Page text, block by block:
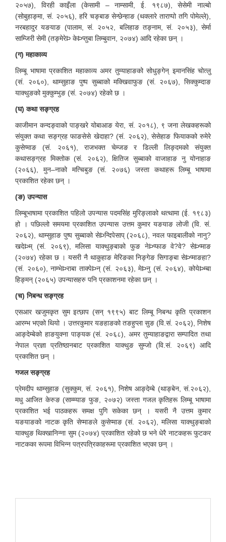
२०५७), विरही काइँला (केसामी – नाम्सामी, ई. १९८७), सेसेमी नाल्बो
(सोबुहाङ्मा, सं. २०५६), हरि चङ्बाङ सेन्छेन्हाङ (थक्लारे ताराप्पो तगि पोमेल्ले),
नरबहादुर यङयाङ (पालाम, सं. २०५२, बलिहाङ तङ्नाम, सं. २०५३), सेर्मा
साम्जिरी सेमी (तङ्मेरेÞ केÞप्तुबा लिम्बुवान, २०७४) आदि रहेका छन् ।
(ग) महाकाव्य
लिम्बू भाषामा प्रकाशित महाकाव्य अमर तुम्याहाङको सोधुङ्गेन् इमानसिंह चोत्लु
(सं. २०६०), थाम्सुहाङ पुष्प सुब्बाको मक्खिवाफुङ (सं. २०६७), सिक्कुम्दाङ
याक्थुङको मुक्कुम्भुङ (सं. २०७४) रहेको छ ।
(घ) कथा सङ्ग्रह
काजीमान कन्दङ्वाको पाङ्खरे योबाआङ येरा, सं. २०१८), ९ जना लेखकहरूको
संयुक्त कथा सङ्ग्रह फाङसेसे खेदाहा? (सं. २०६२), सेसेहाङ फियाकको रुमेरे
कुसेप्माङ (सं. २०६१), राजभक्त चेम्जङ र डिल्ली लिङ्दमको संयुक्त
कथासङ्ग्रह मिक्तोक (सं. २०६२), क्षितिज सुब्बाको वाजाहाङ नु योनाहाङ
(२०६६), मुन–नाको मत्चिबुङ (सं. २०७६) जस्ता कथाहरू लिम्बू भाषामा
प्रकाशित रहेका छन् ।
(ङ) उपन्यास
लिम्बूभाषामा प्रकाशित पहिलो उपन्यास पदमसिंह मुरिङ्लाको थत्थामा (ई. १९८३)
हो । पछिल्लो समयमा प्रकाशित उपन्यास उत्तम कुमार यङयाङ लोजी (वि. सं.
२०६२), थाम्सुहाङ पुष्प सुब्बाको सेÞन्दिपेसाप् (२०६८), नवल फाइबालीको नानु?
खदेÞम् (सं. २०६९), मलिसा याक्थुङ्बाको फुङ नेÞप्फाङ वे?वे? सेÞप्माङ
(२०७४) रहेका छ । यसरी नै थाकुहाङ मेरिङका निङ्गेङ सिगाङ्बा सेÞप्माङहा?
(सं. २०६०), नाम्भेÞराबा ताक्पेÞन् (सं. २०६३), मेÞनु (सं. २०६४), कोयेÞम्बा
हिङ्मन् (२०६५) उपन्यासहरु पनि प्रकाशनमा रहेका छन् ।
(च) निबन्ध सङ्ग्रह
एसआर खजुमकृत सुम इत्छाप (सन् १९९५) बाट लिम्बू निबन्ध कृति प्रकाशन
आरम्भ भएको थियो । उत्तरकुमार यङहाङको तङहुप्ला सुङ (वि.सं. २०६२), निशेष
आङ्देम्बेको हाङयुक्ना पाङ्यक (सं. २०६८), अमर तुम्याहाङद्वारा सम्पादित तथा
नेपाल प्रज्ञा प्रतिष्ठानबाट प्रकाशित याक्थुङ सुम्जो (वि.सं. २०६९) आदि
प्रकाशित छन् ।
गजल सङ्ग्रह
प्रेमदीप थाम्सुहाङ (सुक्कुम, सं. २०६१), निशेष आङ्देम्बे (थाङ्बेन, सं.२०६२),
मधु आजित केरुङ (साम्म्याङ फुङ, २०७२) जस्ता गजल कृतिहरू लिम्बू भाषामा
प्रकाशित भई पाठकहरू समक्ष पुगि सकेका छन् । यसरी नै उत्तम कुमार
यङयाङको नाटक कृति सेप्माङले कुसेप्माङ (सं. २०६२), मलिसा याक्थुङ्बाको
याक्थुङ थिक्खानिन्ना सुम (२०७४) प्रकाशित रहेको छ भने धेरै नाटकहरू फुटकर
नाटकका रूपमा विभिन्न पत्रपत्रिकाहरूमा प्रकाशित भएका छन् ।